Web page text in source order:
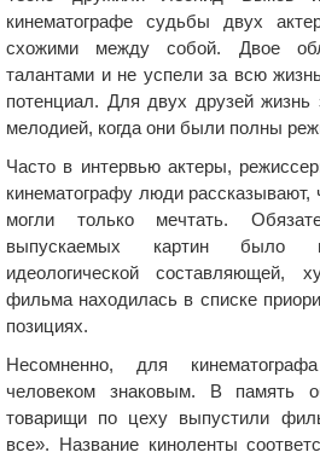
кинематографе судьбы двух
схожими между собой. Двое
талантами и не успели за всю
потенциал. Для двух друзей жизнь
мелодией, когда они были полны
Часто в интервью актеры,
кинематографу люди рассказывают,
могли только мечтать.
выпускаемых картин было
идеологической составляющей,
фильма находилась в списке
позициях.
Несомненно, для
человеком знаковым. В память
товарищи по цеху выпустили
все». Название киноленты